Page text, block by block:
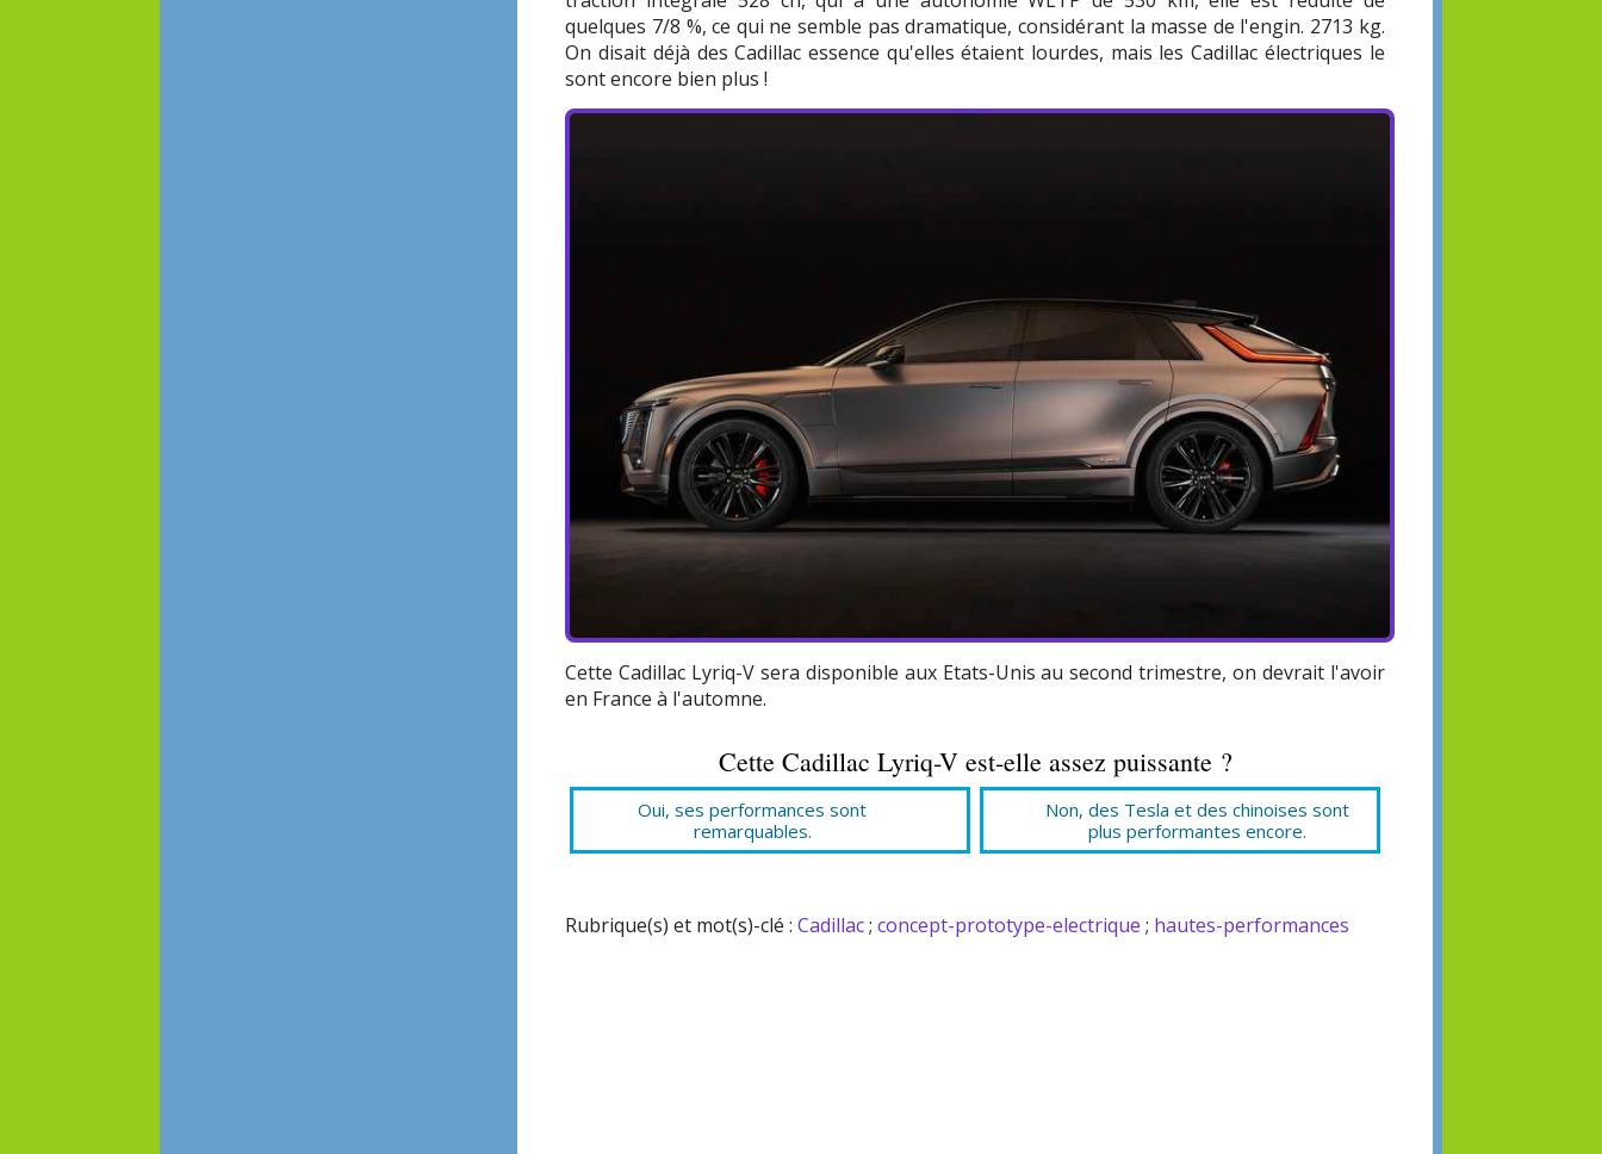
quelques 7/8 %, ce qui ne semble pas dramatique, considérant la masse de l'engin. 2713 kg.
On disait déjà des Cadillac essence qu'elles étaient lourdes, mais les Cadillac électriques le
sont encore bien plus !
Cette Cadillac Lyriq-V sera disponible aux Etats-Unis au second trimestre, on devrait l'avoir
en France à l'automne.
Cette Cadillac Lyriq-V est-elle assez puissante ?
Oui, ses performances sont
remarquables.
Non, des Tesla et des chinoises sont
plus performantes encore.
Rubrique(s) et mot(s)-clé :Cadillac;concept-prototype-electrique ; hautes-performances